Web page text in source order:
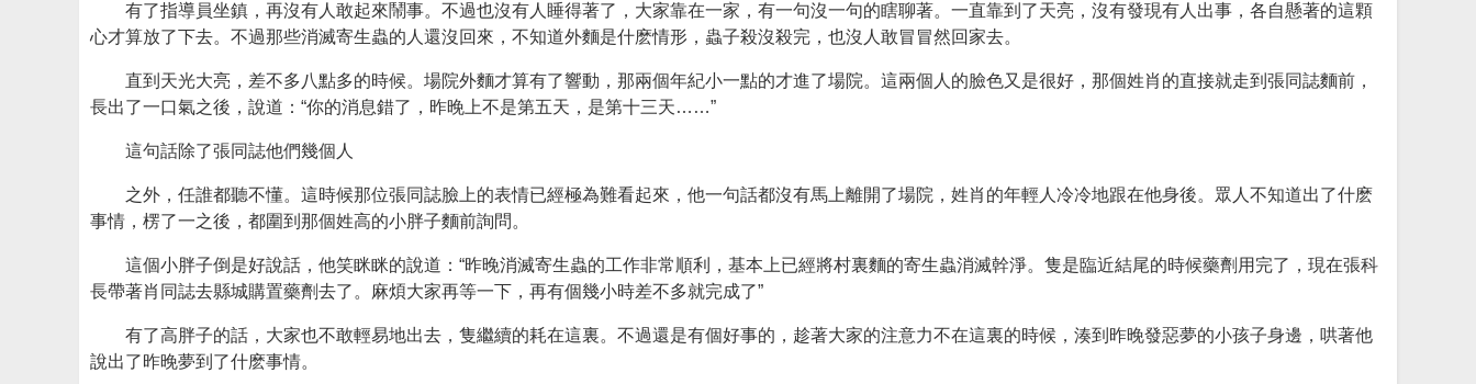
有了指導員坐鎮，再沒有人敢起來鬧事。不過也沒有人睡得著了，大家靠在一家，有一句沒一句的瞎聊著。一直靠到了天亮，沒有發現有人出事，各自懸著的這顆
心才算放了下去。不過那些消滅寄生蟲的人還沒回來，不知道外麵是什麽情形，蟲子殺沒殺完，也沒人敢冒冒然回家去。
直到天光大亮，差不多八點多的時候。場院外麵才算有了響動，那兩個年紀小一點的才進了場院。這兩個人的臉色又是很好，那個姓肖的直接就走到張同誌麵前，
長出了一口氣之後，說道：“你的消息錯了，昨晚上不是第五天，是第十三天……”
這句話除了張同誌他們幾個人
之外，任誰都聽不懂。這時候那位張同誌臉上的表情已經極為難看起來，他一句話都沒有馬上離開了場院，姓肖的年輕人冷冷地跟在他身後。眾人不知道出了什麽
事情，楞了一之後，都圍到那個姓高的小胖子麵前詢問。
這個小胖子倒是好說話，他笑眯眯的說道：“昨晚消滅寄生蟲的工作非常順利，基本上已經將村裏麵的寄生蟲消滅幹淨。隻是臨近結尾的時候藥劑用完了，現在張科
長帶著肖同誌去縣城購置藥劑去了。麻煩大家再等一下，再有個幾小時差不多就完成了”
有了高胖子的話，大家也不敢輕易地出去，隻繼續的耗在這裏。不過還是有個好事的，趁著大家的注意力不在這裏的時候，湊到昨晚發惡夢的小孩子身邊，哄著他
說出了昨晚夢到了什麽事情。